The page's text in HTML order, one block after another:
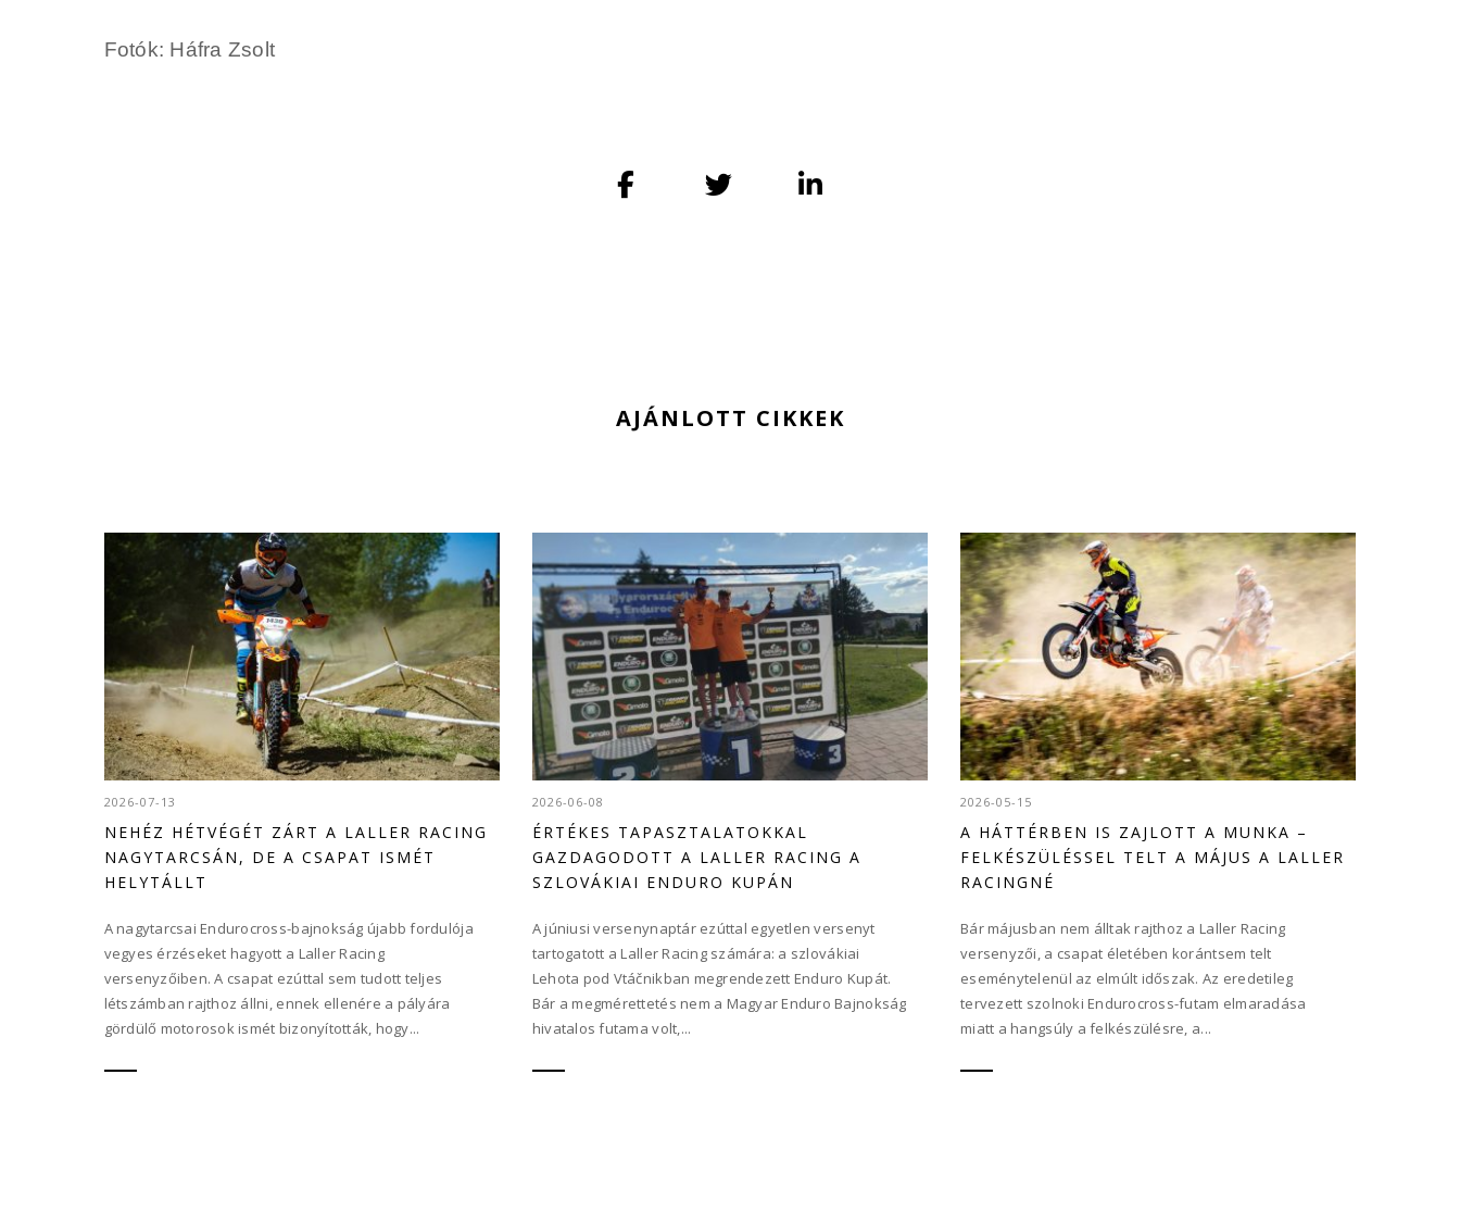
Fotók: Háfra Zsolt
AJÁNLOTT CIKKEK
2026-07-13
NEHÉZ HÉTVÉGÉT ZÁRT A LALLER RACING
NAGYTARCSÁN, DE A CSAPAT ISMÉT
HELYTÁLLT
A nagytarcsai Endurocross-bajnokság újabb fordulója
vegyes érzéseket hagyott a Laller Racing
versenyzőiben. A csapat ezúttal sem tudott teljes
létszámban rajthoz állni, ennek ellenére a pályára
gördülő motorosok ismét bizonyították, hogy...
2026-06-08
ÉRTÉKES TAPASZTALATOKKAL
GAZDAGODOTT A LALLER RACING A
SZLOVÁKIAI ENDURO KUPÁN
A júniusi versenynaptár ezúttal egyetlen versenyt
tartogatott a Laller Racing számára: a szlovákiai
Lehota pod Vtáčnikban megrendezett Enduro Kupát.
Bár a megmérettetés nem a Magyar Enduro Bajnokság
hivatalos futama volt,...
2026-05-15
A HÁTTÉRBEN IS ZAJLOTT A MUNKA –
FELKÉSZÜLÉSSEL TELT A MÁJUS A LALLER
RACINGNÉ
Bár májusban nem álltak rajthoz a Laller Racing
versenyzői, a csapat életében korántsem telt
eseménytelenül az elmúlt időszak. Az eredetileg
tervezett szolnoki Endurocross-futam elmaradása
miatt a hangsúly a felkészülésre, a...